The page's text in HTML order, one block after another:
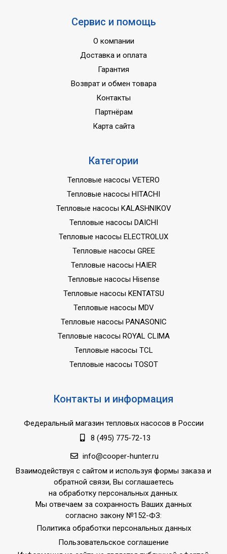
Сервис и помощь
О компании
Доставка и оплата
Гарантия
Возврат и обмен товара
Контакты
Партнёрам
Карта сайта
Категории
Тепловые насосы VETERO
Тепловые насосы HITACHI
Тепловые насосы KALASHNIKOV
Тепловые насосы DAICHI
Тепловые насосы ELECTROLUX
Тепловые насосы GREE
Тепловые насосы HAIER
Тепловые насосы Hisense
Тепловые насосы KENTATSU
Тепловые насосы MDV
Тепловые насосы PANASONIC
Тепловые насосы ROYAL CLIMA
Тепловые насосы TCL
Тепловые насосы TOSOT
Контакты и информация
Федеральный магазин тепловых насосов в России
8 (495) 775-72-13
info@cooper-hunter.ru
Взаимодействуя с сайтом и используя формы заказа и
обратной связи, Вы соглашаетесь
на обработку персональных данных.
Мы отвечаем за сохранность Ваших данных
согласно закону №152-ФЗ:
Политика обработки персональных данных
Пользовательское соглашение